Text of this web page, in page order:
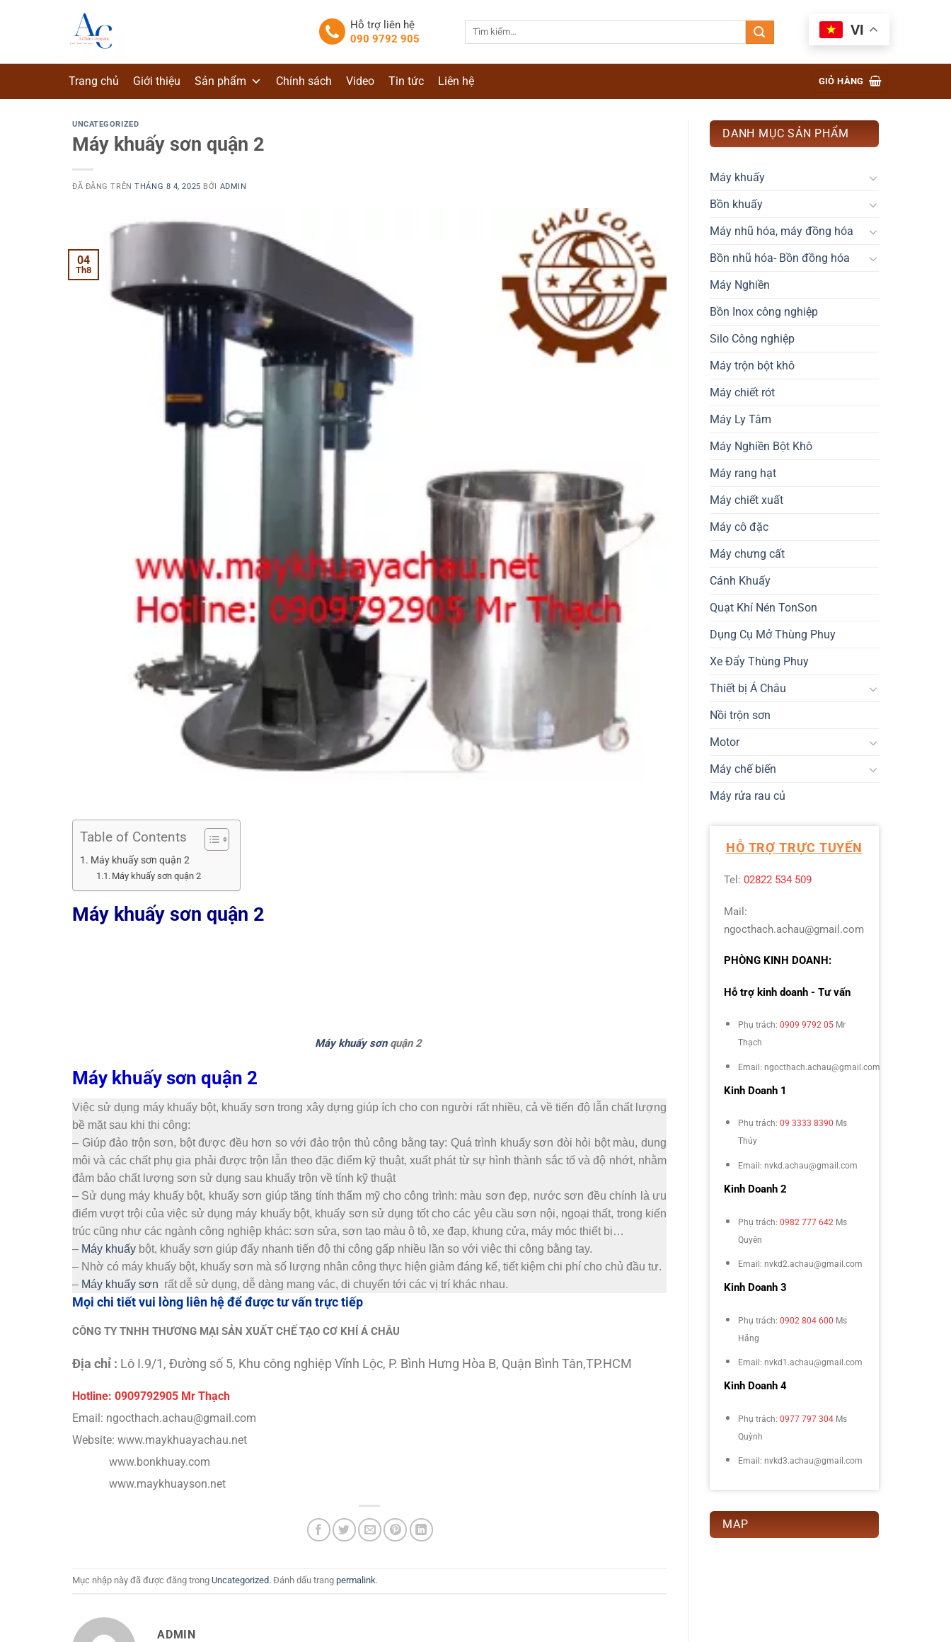
dung
Hỗ trợ liên hệ
090 9792 905
VI
Trang chủ Giới thiệu Sản phẩm Chính sách Video Tin tức Liên hệ GIỎ HÀNG
UNCATEGORIZED
Máy khuấy sơn quận 2
ĐÃ ĐĂNG TRÊNTHÁNG 8 4, 2025 BỞI ADMIN
04
Th8
Table of Contents
Máy khuấy sơn quận 2
Máy khuấy sơn quận 2
Máy khuấy sơn quận 2
Máy khuấy sơnquận 2
Máy khuấy sơn quận 2
Việc sử dụng máy khuấy bột, khuấy sơn trong xây dựng giúp ích cho con người rất nhiều, cả về tiến độ lẫn chất lượng
bề mặt sau khi thi công:
– Giúp đảo trộn sơn, bột được đều hơn so với đảo trộn thủ công bằng tay: Quá trình khuấy sơn đòi hỏi bột màu, dung
môi và các chất phụ gia phải được trộn lẫn theo đặc điểm kỹ thuật, xuất phát từ sự hình thành sắc tố và độ nhớt, nhằm
đảm bảo chất lượng sơn sử dụng sau khuấy trộn về tính kỹ thuật
– Sử dụng máy khuấy bột, khuấy sơn giúp tăng tính thẩm mỹ cho công trình: màu sơn đẹp, nước sơn đều chính là ưu
điểm vượt trội của việc sử dụng máy khuấy bột, khuấy sơn sử dụng tốt cho các yêu cầu sơn nội, ngoại thất, trong kiến
trúc cũng như các ngành công nghiệp khác: sơn sửa, sơn tạo màu ô tô, xe đạp, khung cửa, máy móc thiết bị…
– Máy khuấy bột, khuấy sơn giúp đẩy nhanh tiến độ thi công gấp nhiều lần so với việc thi công bằng tay.
– Nhờ có máy khuấy bột, khuấy sơn mà số lượng nhân công thực hiện giảm đáng kể, tiết kiệm chi phí cho chủ đầu tư.
– Máy khuấy sơn rất dễ sử dụng, dễ dàng mang vác, di chuyển tới các vị trí khác nhau.
Mọi chi tiết vui lòng liên hệ để được tư vấn trực tiếp
CÔNG TY TNHH THƯƠNG MẠI SẢN XUẤT CHẾ TẠO CƠ KHÍ Á CHÂU
Địa chỉ : Lô I.9/1, Đường số 5, Khu công nghiệp Vĩnh Lộc, P. Bình Hưng Hòa B, Quận Bình Tân,TP.HCM
Hotline: 0909792905 Mr Thạch
Email: ngocthach.achau@gmail.com
Website: www.maykhuayachau.net
www.bonkhuay.com
www.maykhuayson.net
Mục nhập này đã được đăng trong Uncategorized. Đánh dấu trang permalink.
ADMIN
DANH MỤC SẢN PHẨM
Máy khuấy
Bồn khuấy
Máy nhũ hóa, máy đồng hóa
Bồn nhũ hóa- Bồn đồng hóa
Máy Nghiền
Bồn Inox công nghiệp
Silo Công nghiệp
Máy trộn bột khô
Máy chiết rót
Máy Ly Tâm
Máy Nghiền Bột Khô
Máy rang hạt
Máy chiết xuất
Máy cô đặc
Máy chưng cất
Cánh Khuấy
Quạt Khí Nén TonSon
Dụng Cụ Mở Thùng Phuy
Xe Đẩy Thùng Phuy
Thiết bị Á Châu
Nồi trộn sơn
Motor
Máy chế biến
Máy rửa rau củ
HỖ TRỢ TRỰC TUYẾN
Tel: 02822 534 509
Mail:
ngocthach.achau@gmail.com
PHÒNG KINH DOANH:
Hỗ trợ kinh doanh - Tư vấn
Phụ trách: 0909 9792 05 Mr
Thạch
Email: ngocthach.achau@gmail.com
Kinh Doanh 1
Phụ trách: 09 3333 8390 Ms
Thúy
Email: nvkd.achau@gmail.com
Kinh Doanh 2
Phụ trách: 0982 777 642 Ms
Quyên
Email: nvkd2.achau@gmail.com
Kinh Doanh 3
Phụ trách: 0902 804 600 Ms
Hằng
Email: nvkd1.achau@gmail.com
Kinh Doanh 4
Phụ trách: 0977 797 304 Ms
Quỳnh
Email: nvkd3.achau@gmail.com
MAP